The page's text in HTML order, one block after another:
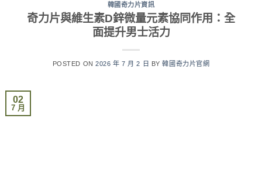
韓國奇力片資訊
奇力片與維生素D鋅微量元素協同作用：全
面提升男士活力
POSTED ON2026 年 7 月 2 日 BY韓國奇力片官網
02
7 月